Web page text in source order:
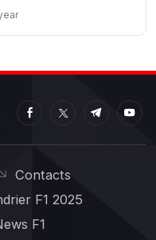
Contacts
F1 2025
F1